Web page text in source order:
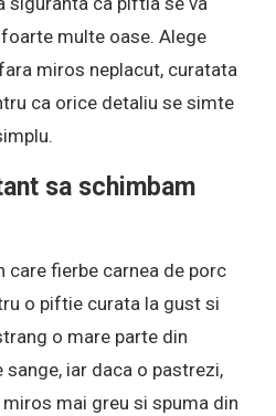
multe oase. Alege
miros neplacut, curatata
ca orice detaliu se simte
sa schimbam
care fierbe carnea de porc
o piftie curata la gust si
o mare parte din
iar daca o pastrezi,
mai greu si spuma din